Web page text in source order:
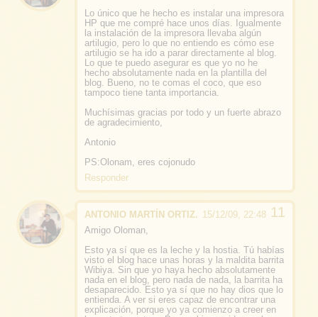
Lo único que he hecho es instalar una impresora
HP que me compré hace unos días. Igualmente
la instalación de la impresora llevaba algún
artilugio, pero lo que no entiendo es cómo ese
artilugio se ha ido a parar directamente al blog.
Lo que te puedo asegurar es que yo no he
hecho absolutamente nada en la plantilla del
blog. Bueno, no te comas el coco, que eso
tampoco tiene tanta importancia.
Muchísimas gracias por todo y un fuerte abrazo
de agradecimiento,
Antonio
PS:Olonam, eres cojonudo
Responder
ANTONIO MARTÍN ORTIZ. 15/12/09, 22:48
Amigo Oloman,
Esto ya sí que es la leche y la hostia. Tú habías
visto el blog hace unas horas y la maldita barrita
Wibiya. Sin que yo haya hecho absolutamente
nada en el blog, pero nada de nada, la barrita ha
desaparecido. Esto ya sí que no hay dios que lo
entienda. A ver si eres capaz de encontrar una
explicación, porque yo ya comienzo a creer en